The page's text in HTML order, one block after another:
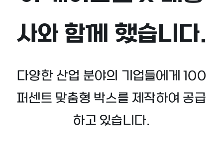
사와 함께 했습니다.
다양한 산업 분야의 기업들에게 100
퍼센트 맞춤형 박스를 제작하여 공급
하고 있습니다.